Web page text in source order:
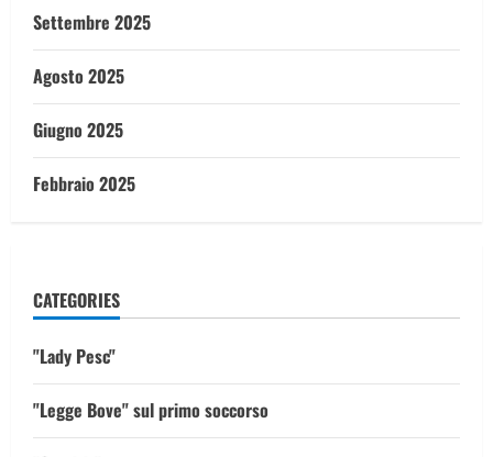
Settembre 2025
Agosto 2025
Giugno 2025
Febbraio 2025
CATEGORIES
"Lady Pesc"
"Legge Bove" sul primo soccorso